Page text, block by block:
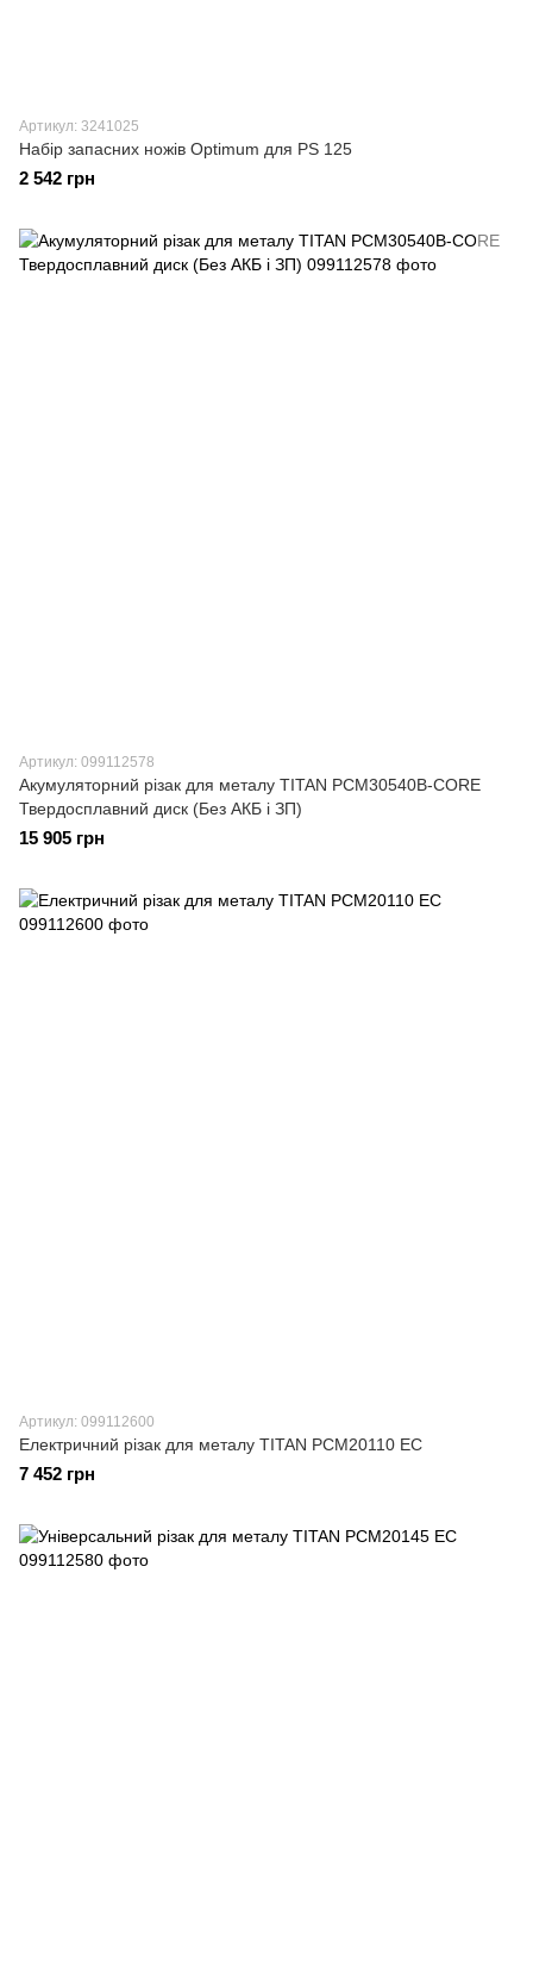
Артикул: 3241025
Набір запасних ножів Optimum для PS 125
2 542 грн
Артикул: 099112578
Акумуляторний різак для металу TITAN PCM30540B-CORE
Твердосплавний диск (Без АКБ і ЗП)
15 905 грн
Артикул: 099112600
Електричний різак для металу TITAN PCM20110 EC
7 452 грн